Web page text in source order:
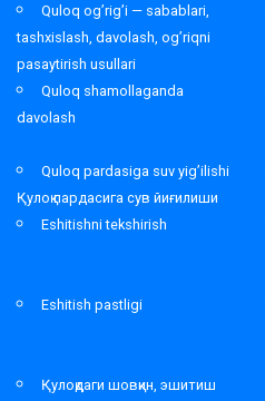
Quloq og’rig’i — sabablari,
tashxislash, davolash, og’riqni
pasaytirish usullari
Quloq shamollaganda
davolash
Quloq pardasiga suv yig’ilishi
Қулоқ пардасига сув йиғилиши
Eshitishni tekshirish
Eshitish pastligi
Қулоқдаги шовқин, эшитиш